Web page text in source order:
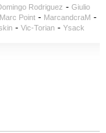
Rodriguez - Giulio
Marc Point- MarcandcraM -
- Vic-Torian- Ysack